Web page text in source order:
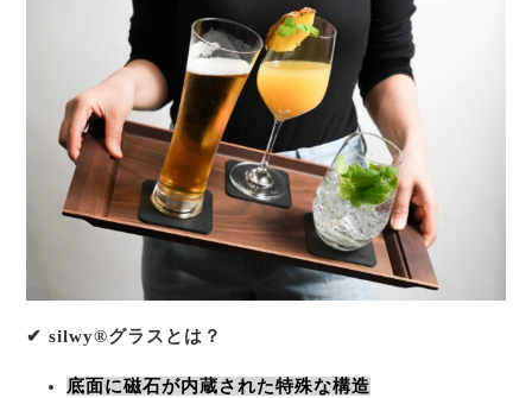
✔ silwy®グラスとは？
底面に磁石が内蔵された特殊な構造